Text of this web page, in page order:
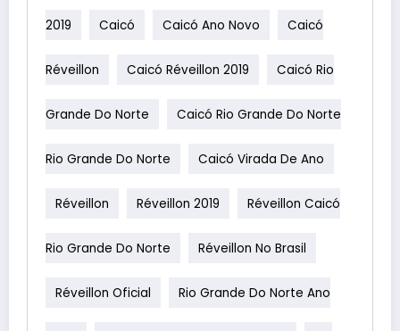
2019 Caicó Caicó Ano Novo Caicó
Réveillon Caicó Réveillon 2019 Caicó Rio
Grande Do Norte Caicó Rio Grande Do Norte
Rio Grande Do Norte Caicó Virada De Ano
Réveillon Réveillon 2019 Réveillon Caicó
Rio Grande Do Norte Réveillon No Brasil
Réveillon Oficial Rio Grande Do Norte Ano